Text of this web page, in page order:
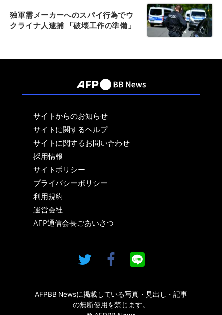
独軍需メーカーへのスパイ行為でウ
クライナ人逮捕 「破壊工作の準備」
サイトからのお知らせ
サイトに関するヘルプ
サイトに関するお問い合わせ
採用情報
サイトポリシー
プライバシーポリシー
利用規約
運営会社
AFP通信会長ごあいさつ
AFPBB Newsに掲載している写真・見出し・記事
の無断使用を禁じます。